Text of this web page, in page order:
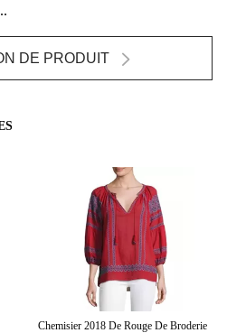
DE PRODUIT
Chemisier 2018 De Rouge De Broderie